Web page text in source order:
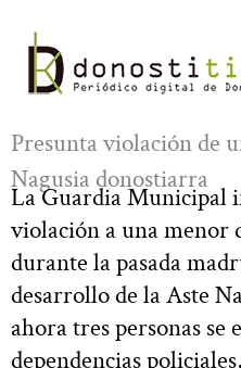
contenido
Presunta violación de
Nagusia donostiarra
La Guardia Municipal
violación a una menor
durante la pasada
desarrollo de la Aste
ahora tres personas se
dependencias